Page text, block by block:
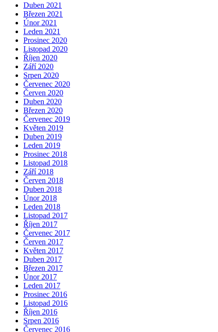
Duben 2021
Březen 2021
Únor 2021
Leden 2021
Prosinec 2020
Listopad 2020
Říjen 2020
Září 2020
Srpen 2020
Červenec 2020
Červen 2020
Duben 2020
Březen 2020
Červenec 2019
Květen 2019
Duben 2019
Leden 2019
Prosinec 2018
Listopad 2018
Září 2018
Červen 2018
Duben 2018
Únor 2018
Leden 2018
Listopad 2017
Říjen 2017
Červenec 2017
Červen 2017
Květen 2017
Duben 2017
Březen 2017
Únor 2017
Leden 2017
Prosinec 2016
Listopad 2016
Říjen 2016
Srpen 2016
Červenec 2016